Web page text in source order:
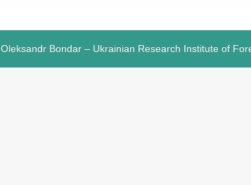
Oleksandr Bondar – Ukrainian Research Institute of